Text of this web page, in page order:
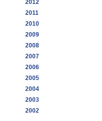
2012
2011
2010
2009
2008
2007
2006
2005
2004
2003
2002